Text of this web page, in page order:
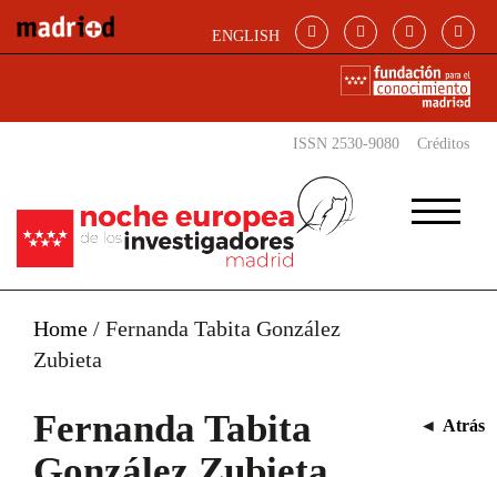
ENGLISH
ISSN 2530-9080 Créditos
Home / Fernanda Tabita González
Zubieta
Fernanda Tabita
◄ Atrás